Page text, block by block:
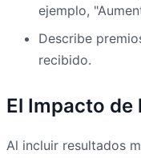
ejemplo,
Describe
recibido.
El Impacto de
Al incluir resultados